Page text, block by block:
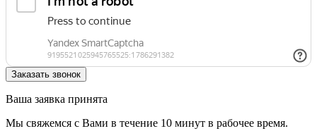
Ваша заявка принята
Мы свяжемся с Вами в течение 10 минут в рабочее время.